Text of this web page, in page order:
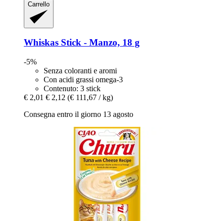
Carrello
Whiskas Stick -​ Manzo, 18 g
-5%
Senza coloranti e aromi
Con acidi grassi omega-3
Contenuto: 3 stick
€ 2,01 € 2,12 (€ 111,67 / kg)
Consegna entro il giorno 13 agosto